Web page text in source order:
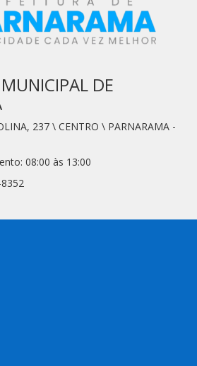
DE
237 \ CENTRO \ PARNARAMA -
08:00 às 13:00